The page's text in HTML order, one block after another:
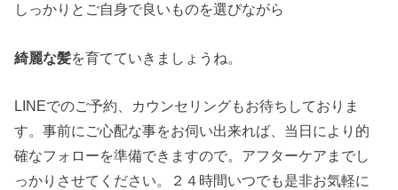
しっかりとご自身で良いものを選びながら
綺麗な髪を育てていきましょうね。
LINEでのご予約、カウンセリングもお待ちしておりま
す。事前にご心配な事をお伺い出来れば、当日により的
確なフォローを準備できますので。アフターケアまでし
っかりさせてください。２４時間いつでも是非お気軽に